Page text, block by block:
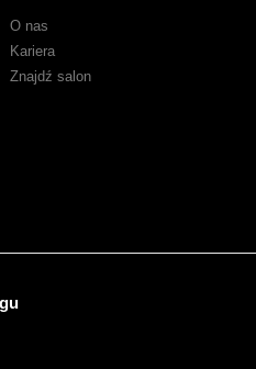
O nas
Kariera
Znajdź salon